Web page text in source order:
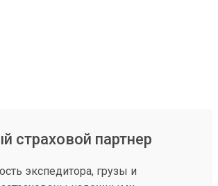
страховой партнер
экспедитора, грузы и